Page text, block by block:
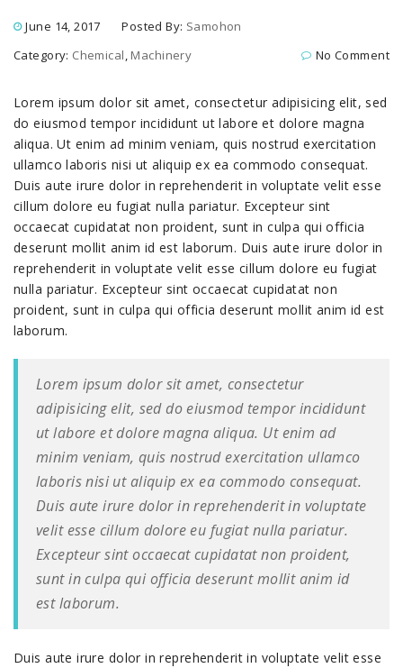
June 14, 2017 Posted By: Samohon
Category: Chemical, Machinery No Comment
Lorem ipsum dolor sit amet, consectetur adipisicing elit, sed
do eiusmod tempor incididunt ut labore et dolore magna
aliqua. Ut enim ad minim veniam, quis nostrud exercitation
ullamco laboris nisi ut aliquip ex ea commodo consequat.
Duis aute irure dolor in reprehenderit in voluptate velit esse
cillum dolore eu fugiat nulla pariatur. Excepteur sint
occaecat cupidatat non proident, sunt in culpa qui officia
deserunt mollit anim id est laborum. Duis aute irure dolor in
reprehenderit in voluptate velit esse cillum dolore eu fugiat
nulla pariatur. Excepteur sint occaecat cupidatat non
proident, sunt in culpa qui officia deserunt mollit anim id est
laborum.
Lorem ipsum dolor sit amet, consectetur
adipisicing elit, sed do eiusmod tempor incididunt
ut labore et dolore magna aliqua. Ut enim ad
minim veniam, quis nostrud exercitation ullamco
laboris nisi ut aliquip ex ea commodo consequat.
Duis aute irure dolor in reprehenderit in voluptate
velit esse cillum dolore eu fugiat nulla pariatur.
Excepteur sint occaecat cupidatat non proident,
sunt in culpa qui officia deserunt mollit anim id
est laborum.
Duis aute irure dolor in reprehenderit in voluptate velit esse